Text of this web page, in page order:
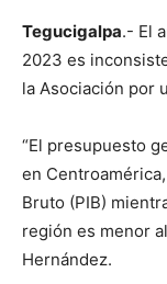
Tegucigalpa.- El
2023 es
la Asociación por
“El presupuesto
en
Bruto (PIB)
región es menor
Hernández.